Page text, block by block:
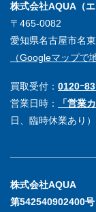
株式会社AQUA（エ
〒465-0082
愛知県名古屋市名
（Googleマップで
買取受付： 0120ｰ
営業日時：
「営業
日、臨時休業あり）
株式会社AQUA
第542540902400